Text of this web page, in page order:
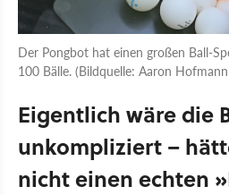
Der Pongbot hat einen großen Ball-
100 Bälle. (Bildquelle: Aaron
Eigentlich wäre die
unkompliziert –
nicht einen echten